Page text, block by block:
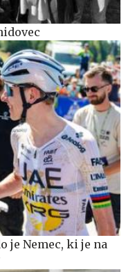
je Nemec, ki je na